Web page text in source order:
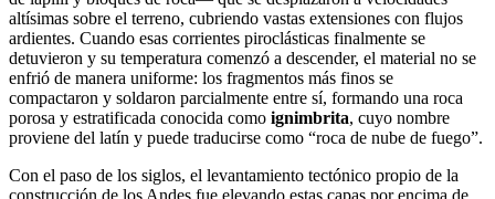
altísimas sobre el terreno, cubriendo vastas extensiones con flujos
ardientes. Cuando esas corrientes piroclásticas finalmente se
detuvieron y su temperatura comenzó a descender, el material no se
enfrió de manera uniforme: los fragmentos más finos se
compactaron y soldaron parcialmente entre sí, formando una roca
porosa y estratificada conocida como ignimbrita, cuyo nombre
proviene del latín y puede traducirse como “roca de nube de fuego”.
Con el paso de los siglos, el levantamiento tectónico propio de la
construcción de los Andes fue elevando estas capas por encima de